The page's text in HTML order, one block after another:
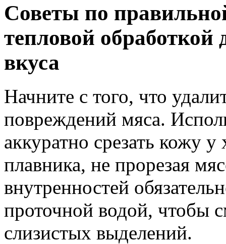
Советы по
тепловой обработкой
вкуса
Начните с того, что
повреждений мяса.
аккуратно срезать кожу
плавника, не прорезая
внутренностей
проточной водой, чтобы
слизистых выделений.